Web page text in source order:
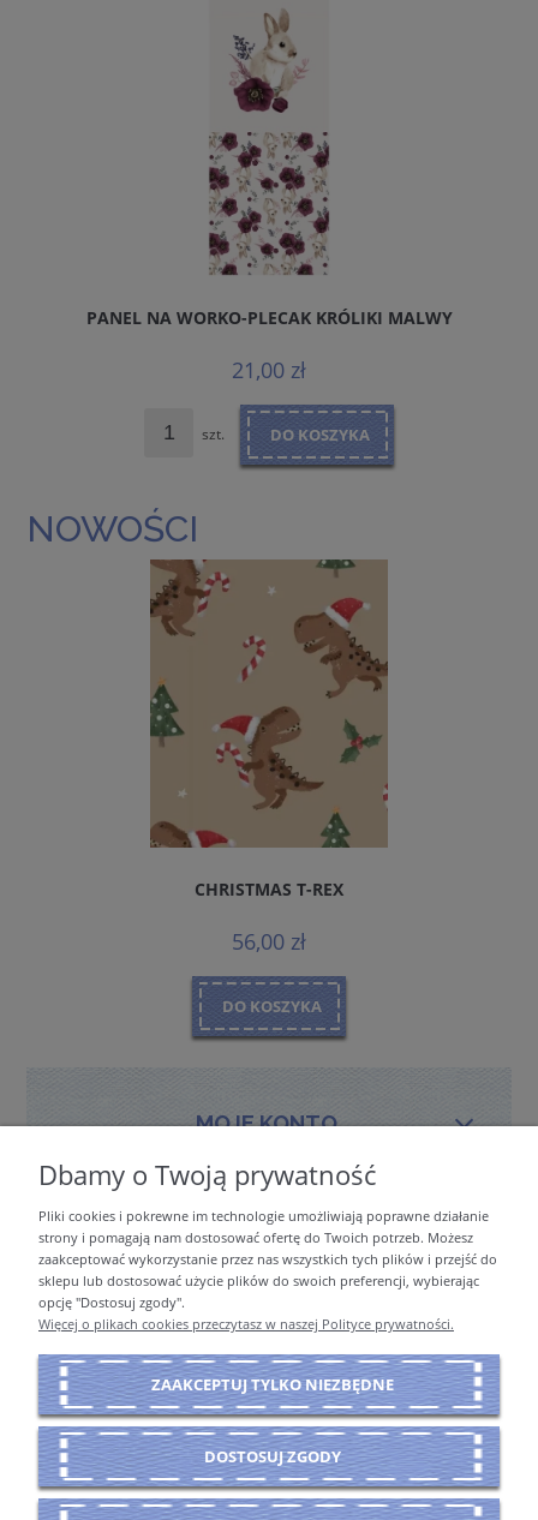
PANEL NA WORKO-PLECAK KRÓLIKI MALWY
21,00 zł
szt. DO KOSZYKA
NOWOŚCI
CHRISTMAS T-REX
56,00 zł
DO KOSZYKA
MOJE KONTO
PŁATNOŚCI I DOSTAWA
INFORMACJE
O NAS
POKAŻ PEŁNĄ WERSJĘ STRONY
Dbamy o Twoją prywatność
Pliki cookies i pokrewne im technologie umożliwiają poprawne działanie
strony i pomagają nam dostosować ofertę do Twoich potrzeb. Możesz
zaakceptować wykorzystanie przez nas wszystkich tych plików i przejść do
sklepu lub dostosować użycie plików do swoich preferencji, wybierając
opcję "Dostosuj zgody".
Więcej o plikach cookies przeczytasz w naszej Polityce prywatności.
ZAAKCEPTUJ TYLKO NIEZBĘDNE
DOSTOSUJ ZGODY